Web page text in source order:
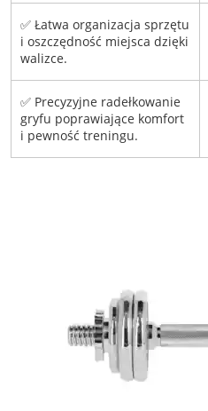
✅ Łatwa organizacja sprzętu
i oszczędność miejsca dzięki
walizce.
✅ Precyzyjne radełkowanie
gryfu poprawiające komfort
i pewność treningu.